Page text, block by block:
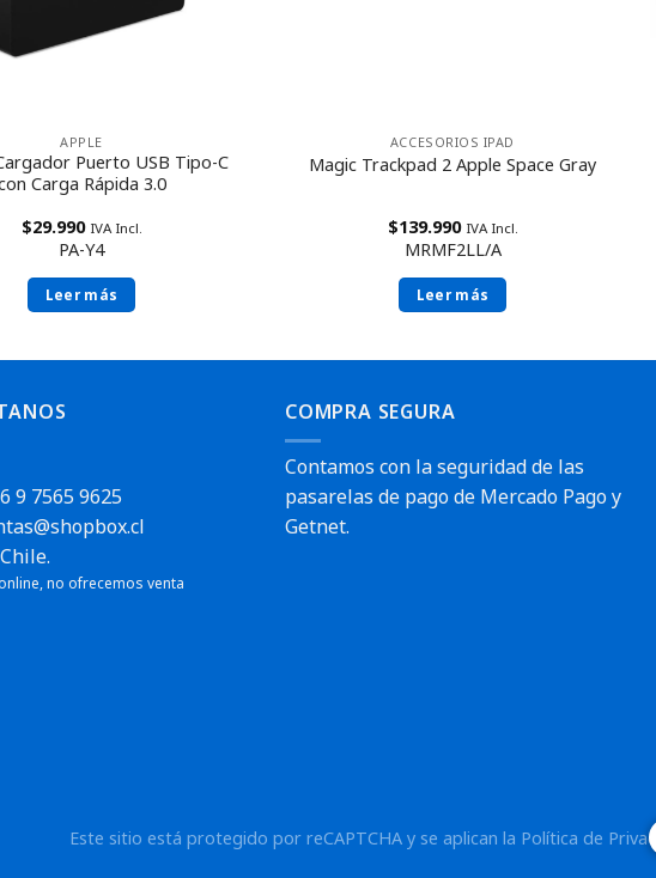
APPLE
Puerto USB Tipo-C
Carga Rápida 3.0
$29.990 IVA Incl.
PA-Y4
Leer más
ACCESORIOS IPAD
Magic Trackpad 2 Apple Space Gray
$139.990 IVA Incl.
MRMF2LL/A
Leer más
9 7565 9625
no ofrecemos venta
COMPRA SEGURA
Contamos con la seguridad de las
pasarelas de pago de Mercado Pago y
Getnet.
Este sitio está protegido por reCAPTCHA y se aplican la Política de